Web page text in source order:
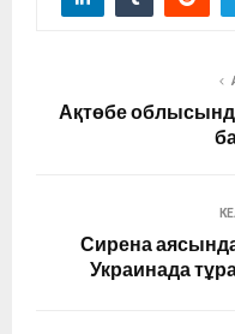
Ақтөбе
Сирена
Украинада